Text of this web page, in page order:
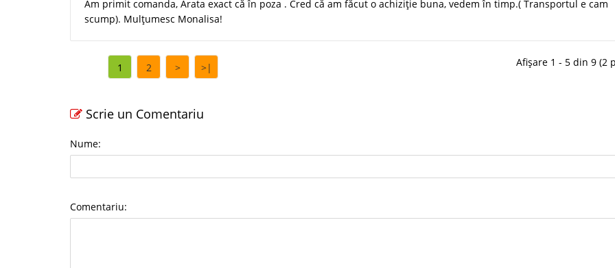
Am primit comanda, Arata exact că în poza . Cred că am făcut o achiziție buna, vedem în timp.( Transportul e cam
scump). Mulțumesc Monalisa!
1 2 > >| Afișare 1 - 5 din 9 (2
Scrie un Comentariu
Nume:
Comentariu: